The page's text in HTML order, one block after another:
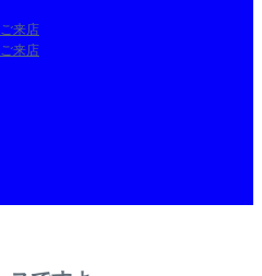
来店
来店